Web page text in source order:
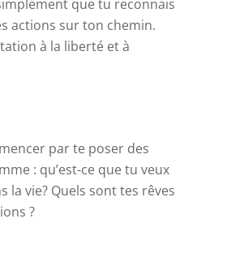
que tu reconnais
actions sur ton chemin.
à la liberté et à
par te poser des
: qu’est-ce que tu veux
la vie? Quels sont tes rêves
?
Accompagnement
Témoignages
Contact